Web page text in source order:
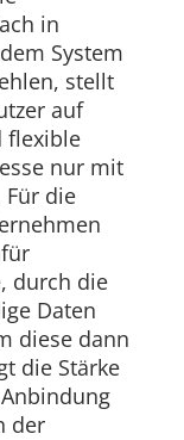
in
System
stellt
auf
flexible
nur mit
die
durch die
Daten
diese dann
die Stärke
der